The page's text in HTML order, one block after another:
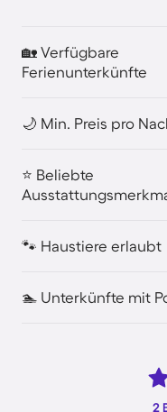
🏡 Verfügbare
Ferienunterkünfte
🌙 Min. Preis pro
⭐ Beliebte
🐾 Haustiere erlaubt
🏊 Unterkünfte mit
2